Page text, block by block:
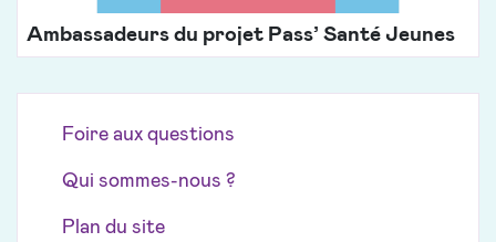
Ambassadeurs du projet Pass’ Santé Jeunes
Foire aux questions
Qui sommes-nous ?
Plan du site